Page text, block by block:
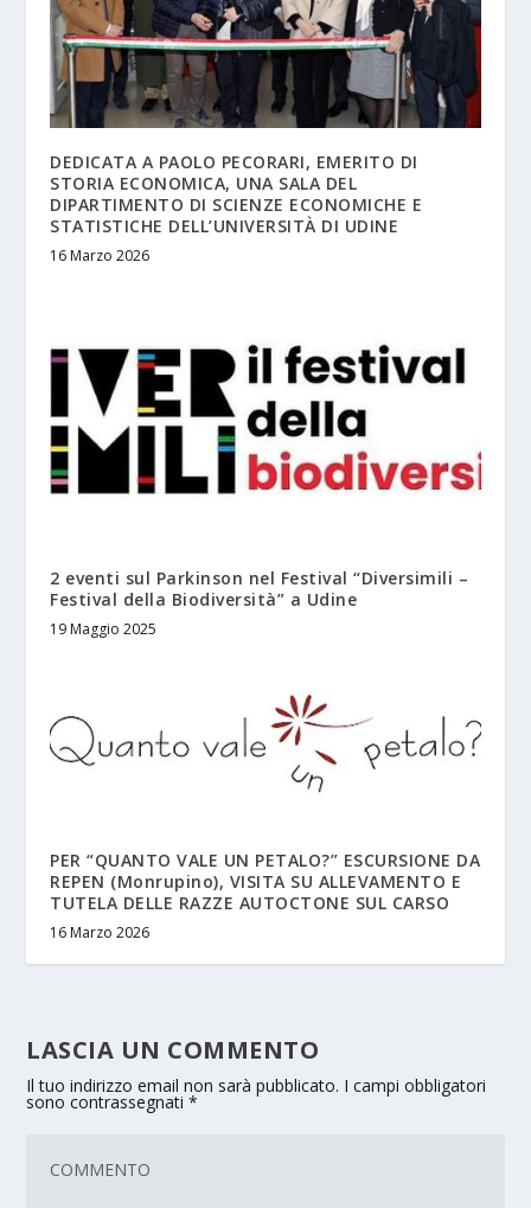
DEDICATA A PAOLO PECORARI, EMERITO DI
STORIA ECONOMICA, UNA SALA DEL
DIPARTIMENTO DI SCIENZE ECONOMICHE E
STATISTICHE DELL’UNIVERSITÀ DI UDINE
16 Marzo 2026
2 eventi sul Parkinson nel Festival “Diversimili –
Festival della Biodiversità” a Udine
19 Maggio 2025
PER “QUANTO VALE UN PETALO?” ESCURSIONE DA
REPEN (Monrupino), VISITA SU ALLEVAMENTO E
TUTELA DELLE RAZZE AUTOCTONE SUL CARSO
16 Marzo 2026
LASCIA UN COMMENTO
Il tuo indirizzo email non sarà pubblicato. I campi obbligatori
sono contrassegnati*